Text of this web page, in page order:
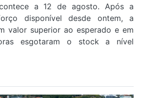
a 12 de agosto. Após a
disponível desde ontem, a
valor superior ao esperado e em
esgotaram o stock a nível